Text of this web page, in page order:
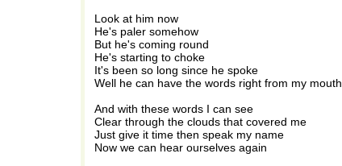
Look at him now
He's paler somehow
But he's coming round
He's starting to choke
It's been so long since he spoke
Well he can have the words right from my mouth
And with these words I can see
Clear through the clouds that covered me
Just give it time then speak my name
Now we can hear ourselves again